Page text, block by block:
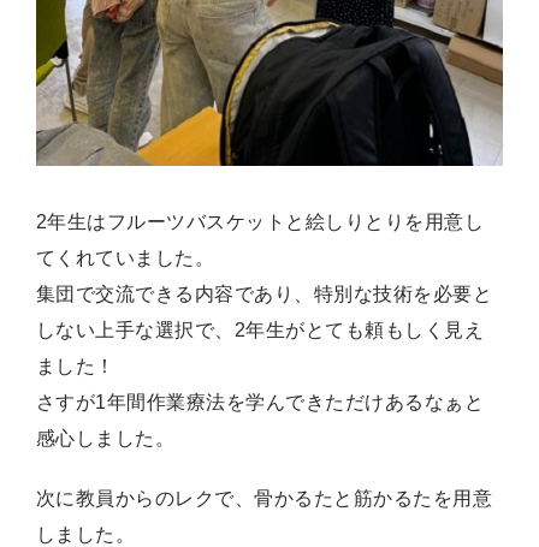
2年生はフルーツバスケットと絵しりとりを用意し
てくれていました。
集団で交流できる内容であり、特別な技術を必要と
しない上手な選択で、2年生がとても頼もしく見え
ました！
さすが1年間作業療法を学んできただけあるなぁと
感心しました。
次に教員からのレクで、骨かるたと筋かるたを用意
しました。